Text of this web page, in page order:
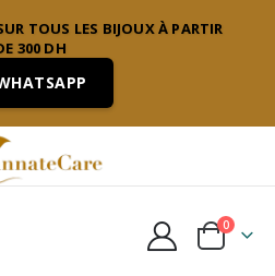
TOUS LES BIJOUX À PARTIR
300 DH
0